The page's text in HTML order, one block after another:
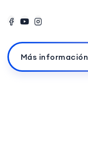
Más información